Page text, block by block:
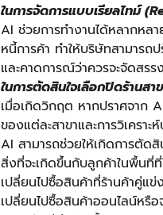
ในการจัดการแบบเรียลไทม์
AI ช่วยการทำงานได้หลากหล
หนี้การค้า ทำให้บริษัทสามาร
และคาดการณ์ว่าควรจะจัดสร
ในการตัดสินใจเลือกปิดร้านสา
เมื่อเกิดวิกฤต หากปราศจาก
ของแต่ละสาขาและการวิเครา
AI สามารถช่วยให้เกิดการตั
สิ่งที่จะเกิดขึ้นกับลูกค้าในพื้นที่ที่
เปลี่ยนไปซื้อสินค้าที่ร้านค้าคู่แ
เปลี่ยนไปซื้อสินค้าออนไลน์หรื